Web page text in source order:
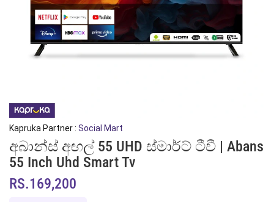
Kapruka Partner : Social Mart
අබාන්ස් අඟල් 55 UHD ස්මාර්ට් ටීවී | Abans
55 Inch Uhd Smart Tv
RS.169,200